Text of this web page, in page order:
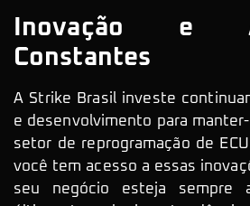
Inovação e
Constantes
A Strike Brasil investe
e desenvolvimento para
setor de reprogramação de
você tem acesso a essas
seu negócio esteja sempre